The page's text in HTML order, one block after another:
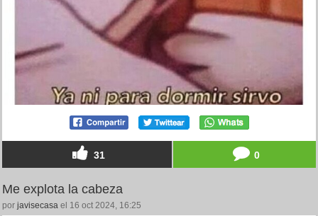
31 0
Me explota la cabeza
por javisecasa el 16 oct 2024, 16:25